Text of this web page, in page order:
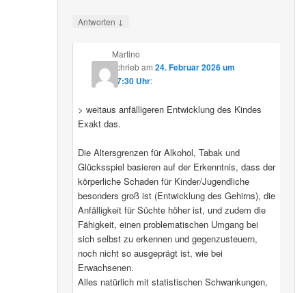
Antworten ↓
Martino
schriebam 24. Februar 2026 um
07:30 Uhr:
> weitaus anfälligeren Entwicklung des Kindes
Exakt das.
Die Altersgrenzen für Alkohol, Tabak und
Glücksspiel basieren auf der Erkenntnis, dass der
körperliche Schaden für Kinder/Jugendliche
besonders groß ist (Entwicklung des Gehirns), die
Anfälligkeit für Süchte höher ist, und zudem die
Fähigkeit, einen problematischen Umgang bei
sich selbst zu erkennen und gegenzusteuern,
noch nicht so ausgeprägt ist, wie bei
Erwachsenen.
Alles natürlich mit statistischen Schwankungen,